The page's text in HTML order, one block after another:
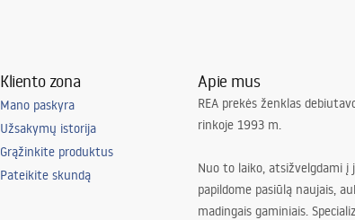
Kliento zona
Mano paskyra
Užsakymų istorija
Grąžinkite produktus
Pateikite skundą
Apie mus
REA prekės ženklas
rinkoje 1993 m.
Nuo to laiko, atsižvelgdami į
papildome pasiūlą naujais,
madingais gaminiais.